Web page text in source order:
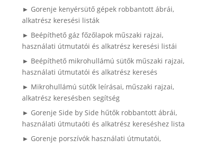
► Gorenje kenyérsütő gépek robbantott ábrái,
alkatrész keresési listák
► Beépíthető gáz főzőlapok műszaki rajzai,
használati útmutatói és alkatrész keresési listái
► Beépíthető mikrohullámú sütők műszaki rajzai,
használati útmutatói és alkatrész keresés
► Mikrohullámú sütők leírásai, műszaki rajzai,
alkatrész keresésben segítség
► Gorenje Side by Side hűtők robbantott ábrái,
használati útmutaóti és alkatrész kereséshez lista
► Gorenje porszívók használati útmutatói,